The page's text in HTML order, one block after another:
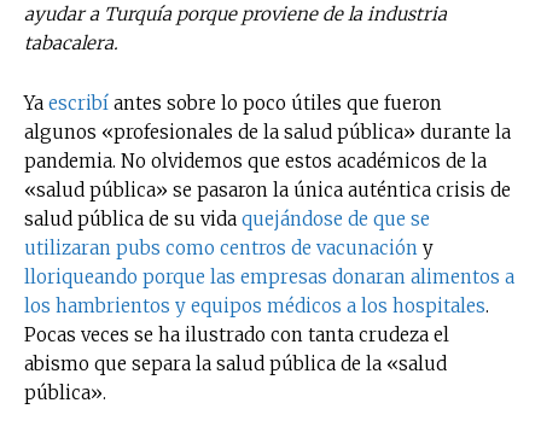
ayudar a Turquía porque proviene de la industria
tabacalera.
Ya escribí antes sobre lo poco útiles que fueron
algunos «profesionales de la salud pública» durante la
pandemia. No olvidemos que estos académicos de la
«salud pública» se pasaron la única auténtica crisis de
salud pública de su vida quejándose de que se
utilizaran pubs como centros de vacunación y
lloriqueando porque las empresas donaran alimentos a
los hambrientos y equipos médicos a los hospitales.
Pocas veces se ha ilustrado con tanta crudeza el
abismo que separa la salud pública de la «salud
pública».